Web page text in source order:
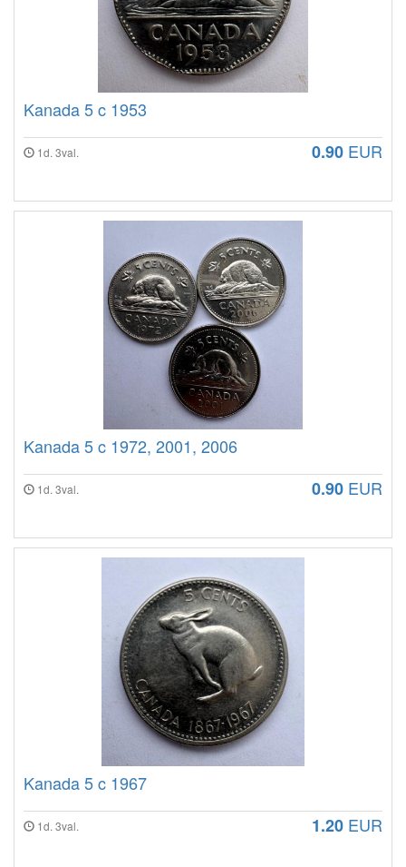
Kanada 5 c 1953
1d. 3val. 0.90 EUR
Kanada 5 c 1972, 2001, 2006
1d. 3val. 0.90 EUR
Kanada 5 c 1967
1d. 3val. 1.20 EUR